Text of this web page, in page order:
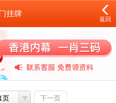
挂牌
返回
页 下一页